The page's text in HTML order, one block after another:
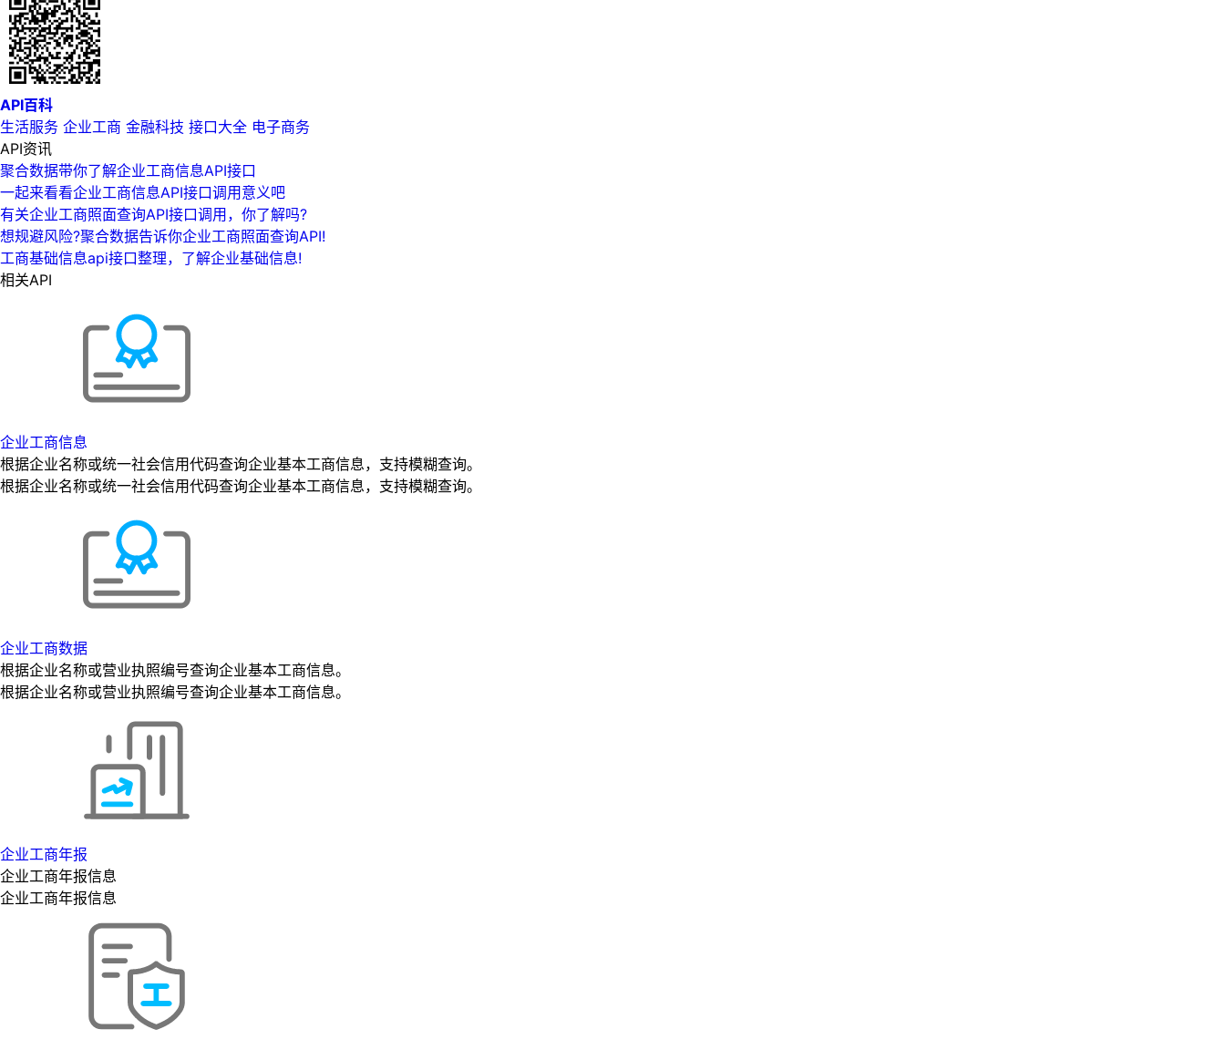
API百科
生活服务 企业工商 金融科技 接口大全 电子商务
API资讯
聚合数据带你了解企业工商信息API接口
一起来看看企业工商信息API接口调用意义吧
有关企业工商照面查询API接口调用，你了解吗?
想规避风险?聚合数据告诉你企业工商照面查询API!
工商基础信息api接口整理，了解企业基础信息!
相关API
企业工商信息
根据企业名称或统一社会信用代码查询企业基本工商信息，支持模糊查询。
根据企业名称或统一社会信用代码查询企业基本工商信息，支持模糊查询。
企业工商数据
根据企业名称或营业执照编号查询企业基本工商信息。
根据企业名称或营业执照编号查询企业基本工商信息。
企业工商年报
企业工商年报信息
企业工商年报信息